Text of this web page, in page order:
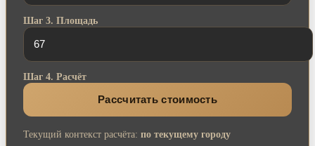
Шаг 3. Площадь
Шаг 4. Расчёт
Рассчитать стоимость
Текущий контекст расчёта: по текущему городу